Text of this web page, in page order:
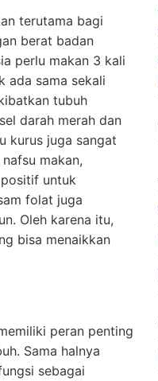
terutama bagi
berat badan
perlu makan 3 kali
ada sama sekali
tubuh
darah merah dan
kurus juga sangat
makan,
untuk
folat juga
Oleh karena itu,
bisa menaikkan
peran penting
Sama halnya
sebagai